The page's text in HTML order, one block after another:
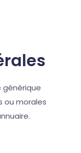
générique
ou morales